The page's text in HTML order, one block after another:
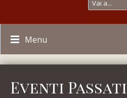
Menu
Eventi Passati